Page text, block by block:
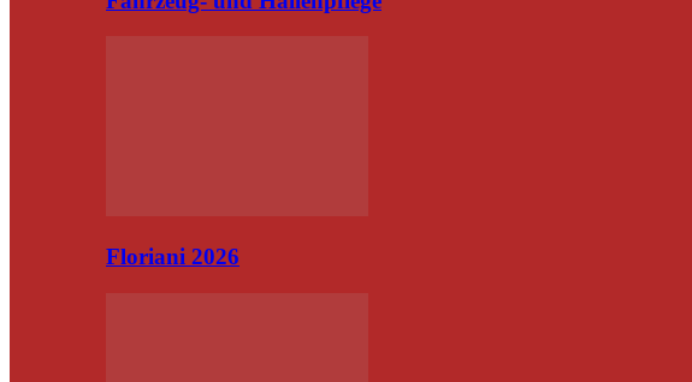
Floriani 2026